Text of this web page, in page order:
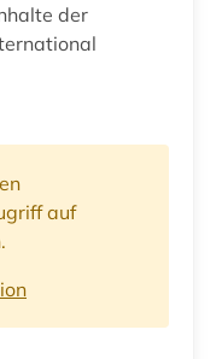
der
auf